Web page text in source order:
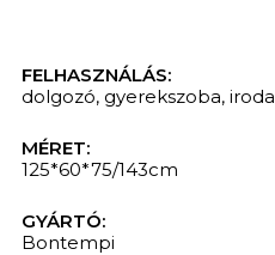
FELHASZNÁLÁS:
dolgozó, gyerekszoba, iroda
MÉRET:
125*60*75/143cm
GYÁRTÓ:
Bontempi